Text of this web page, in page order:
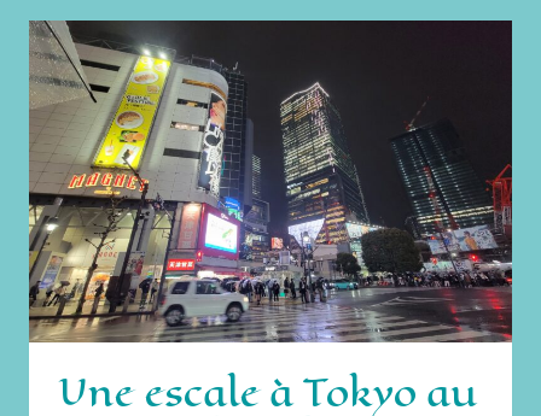
VOIR
ET
QUE
FAIRE
À
SINGAPOUR
Une escale à Tokyo au